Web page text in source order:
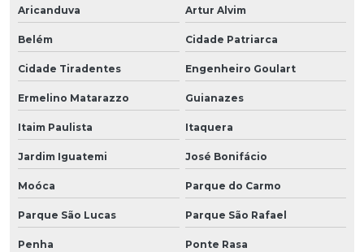
Aricanduva Artur Alvim
Belém Cidade Patriarca
Cidade Tiradentes Engenheiro Goulart
Ermelino Matarazzo Guianazes
Itaim Paulista Itaquera
Jardim Iguatemi José Bonifácio
Moóca Parque do Carmo
Parque São Lucas Parque São Rafael
Penha Ponte Rasa